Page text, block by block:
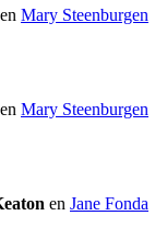
en Mary Steenburgen
en Mary Steenburgen
en Jane Fonda